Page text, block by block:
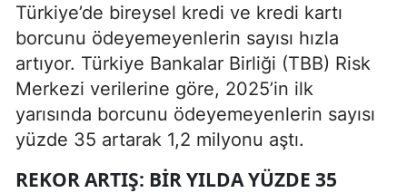
Türkiye’de bireysel kredi ve kredi kartı
borcunu ödeyemeyenlerin sayısı hızla
artıyor. Türkiye Bankalar Birliği (TBB) Risk
Merkezi verilerine göre, 2025’in ilk
yarısında borcunu ödeyemeyenlerin sayısı
yüzde 35 artarak 1,2 milyonu aştı.
REKOR ARTIŞ: BIR YILDA YÜZDE 35